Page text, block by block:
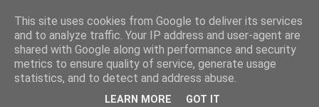
This site uses cookies from Google to deliver its services
and to analyze traffic. Your IP address and user-agent are
shared with Google along with performance and security
metrics to ensure quality of service, generate usage
statistics, and to detect and address abuse.
LEARN MORE GOT IT